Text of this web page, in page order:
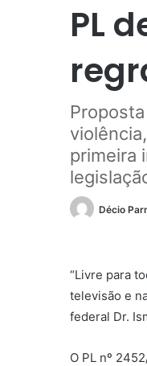
PL
primeira
Décio
“Livre para
televisão e
federal Dr.
O PL nº